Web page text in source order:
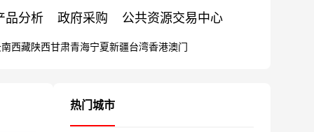
品分析 政府采购 公共资源交易中心
西藏陕西甘肃青海宁夏新疆台湾香港澳门
热门城市